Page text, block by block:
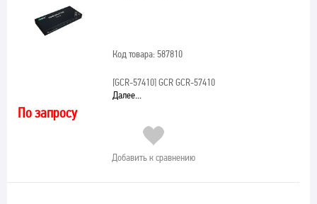
Код товара: 587810
[GCR-57410]GCR GCR-57410
Далее...
По запросу
Добавить к сравнению